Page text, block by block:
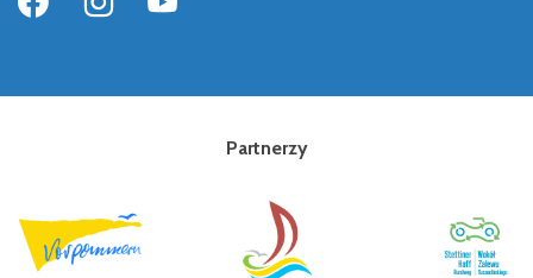
Partnerzy